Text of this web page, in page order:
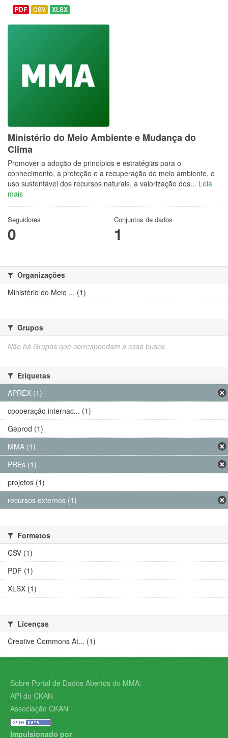
PDF CSV XLSX
Ministério do Meio Ambiente e Mudança do
Clima
Promover a adoção de princípios e estratégias para o
conhecimento, a proteção e a recuperação do meio ambiente, o
uso sustentável dos recursos naturais, a valorização dos... Leia
mais
Seguidores
0
Conjuntos de dados
1
Organizações
Ministério do Meio ... (1)
Grupos
Não há Grupos que correspondam a essa busca
Etiquetas
APREX (1)
cooperação internac... (1)
Geprod (1)
MMA (1)
PREs (1)
projetos (1)
recursos externos (1)
Formatos
CSV (1)
PDF (1)
XLSX (1)
Licenças
Creative Commons At... (1)
Sobre Portal de Dados Abertos do MMA:
API do CKAN
Associação CKAN
Impulsionado por